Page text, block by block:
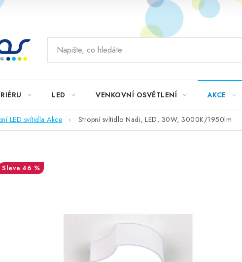
LED VENKOVNÍ OSVĚTLENÍ AKCE
LED svítidla Akce Stropní svítidlo Nadi, LED, 30W, 3000K/1950lm
46 %